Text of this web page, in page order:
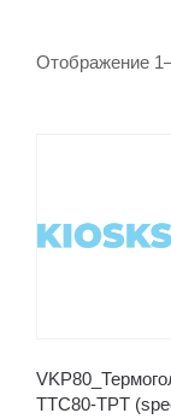
Отображение
TTC80-TPT